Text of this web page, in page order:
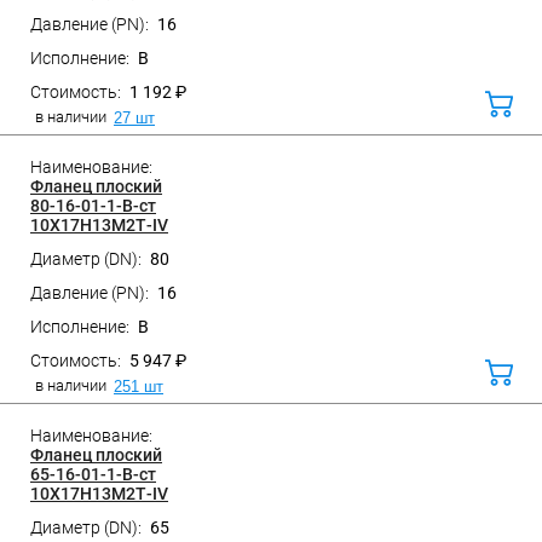
16
B
1 192 ₽
в наличии 27 шт
Фланец плоский
80-16-01-1-B-ст
10Х17Н13М2Т-IV
80
16
B
5 947 ₽
в наличии 251 шт
Фланец плоский
65-16-01-1-B-ст
10Х17Н13М2Т-IV
65